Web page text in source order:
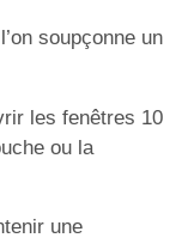
soupçonne un
les fenêtres 10
ou la
une